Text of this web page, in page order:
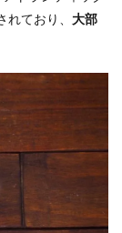
ており、 大部